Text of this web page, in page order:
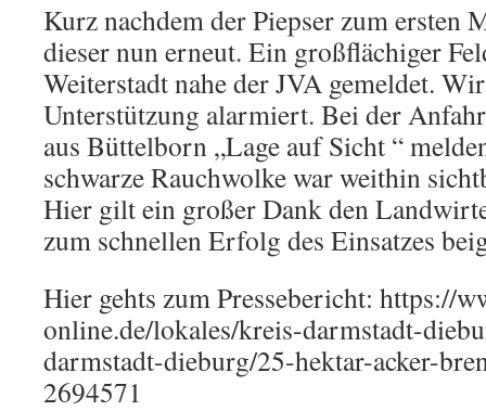
Kurz nachdem der Piepser zum ersten
dieser nun erneut. Ein großflächiger
Weiterstadt nahe der JVA gemeldet.
Unterstützung alarmiert. Bei der
aus Büttelborn „Lage auf Sicht “
schwarze Rauchwolke war weithin
Hier gilt ein großer Dank den
zum schnellen Erfolg des Einsatzes
Hier gehts zum Pressebericht: https://
online.de/lokales/kreis-darmstadt-
darmstadt-dieburg/25-hektar-acker-
2694571